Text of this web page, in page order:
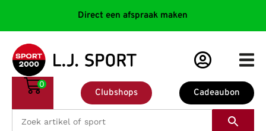
Direct een afspraak maken
Cadeaubon
Clubshops
0